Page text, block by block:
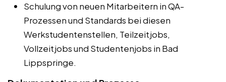
Schulung von neuen Mitarbeitern in QA-
Prozessen und Standards bei diesen
Werkstudentenstellen, Teilzeitjobs,
Vollzeitjobs und Studentenjobs in Bad
Lippspringe.